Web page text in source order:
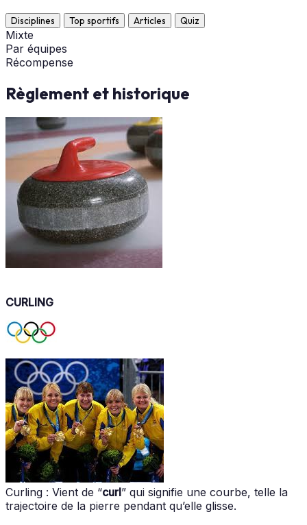
Disciplines Top sportifs Articles Quiz
Mixte
Par équipes
Récompense
Règlement et historique
CURLING
Curling : Vient de “curl” qui signifie une courbe, telle la
trajectoire de la pierre pendant qu’elle glisse.